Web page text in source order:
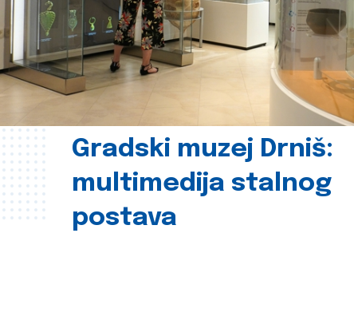
Gradski muzej Drniš:
multimedija stalnog
postava